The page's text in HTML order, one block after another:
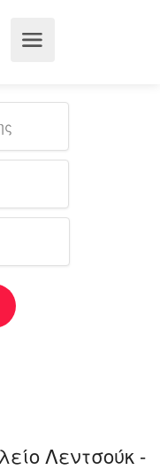
Λεντσούκ -